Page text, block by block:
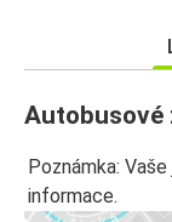
Autobusové
Poznámka:
informace.